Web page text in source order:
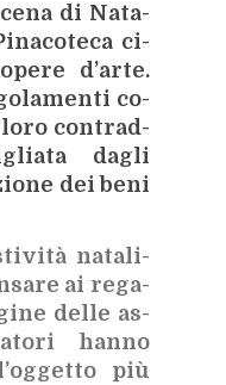
di Na­ta­
ci­
d’ar­te.
co­
con­trad­
da­gli
dei beni
na­ta­li­
ai re­ga­
del­le as­
han­no
più